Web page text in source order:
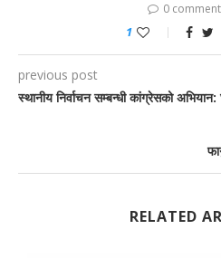
0 comment
1
previous post
स्थानीय निर्वाचन सम्बन्धी कांग्रेसको
RELATED